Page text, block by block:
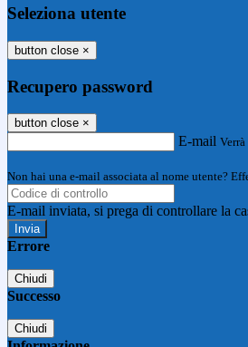
Seleziona utente
button close ×
Recupero password
button close ×
E-mail
Non hai una e-mail associata al nome utente?
E-mail inviata, si prega di controllare la
Errore
Chiudi
Successo
Chiudi